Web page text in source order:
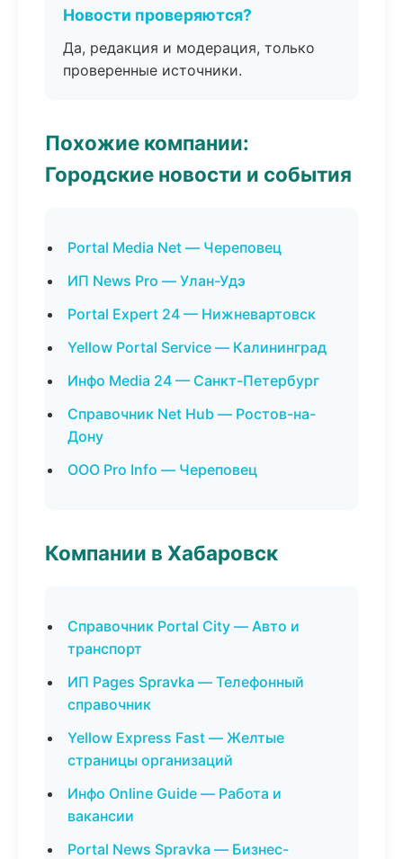
Новости проверяются?
Да, редакция и модерация, только
проверенные источники.
Похожие компании:
Городские новости и события
Portal Media Net — Череповец
ИП News Pro — Улан-Удэ
Portal Expert 24 — Нижневартовск
Yellow Portal Service — Калининград
Инфо Media 24 — Санкт-Петербург
Справочник Net Hub — Ростов-на-
Дону
ООО Pro Info — Череповец
Компании в Хабаровск
Справочник Portal City — Авто и
транспорт
ИП Pages Spravka — Телефонный
справочник
Yellow Express Fast — Желтые
страницы организаций
Инфо Online Guide — Работа и
вакансии
Portal News Spravka — Бизнес-